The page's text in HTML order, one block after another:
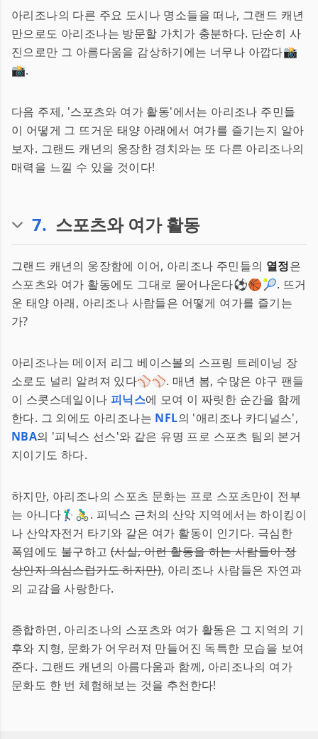
아리조나의 다른 주요 도시나 명소들을 떠나, 그랜드 캐년
만으로도 아리조나는 방문할 가치가 충분하다. 단순히 사
진으로만 그 아름다움을 감상하기에는 너무나 아깝다📸
📸.
다음 주제, '스포츠와 여가 활동'에서는 아리조나 주민들
이 어떻게 그 뜨거운 태양 아래에서 여가를 즐기는지 알아
보자. 그랜드 캐년의 웅장한 경치와는 또 다른 아리조나의
매력을 느낄 수 있을 것이다!
7. 스포츠와 여가 활동
그랜드 캐년의 웅장함에 이어, 아리조나 주민들의 열정은
스포츠와 여가 활동에도 그대로 묻어나온다⚽️🏀🎾. 뜨거
운 태양 아래, 아리조나 사람들은 어떻게 여가를 즐기는
가?
아리조나는 메이저 리그 베이스볼의 스프링 트레이닝 장
소로도 널리 알려져 있다⚾⚾. 매년 봄, 수많은 야구 팬들
이 스콧스데일이나 피닉스에 모여 이 짜릿한 순간을 함께
한다. 그 외에도 아리조나는 NFL의 '애리조나 카디널스',
NBA의 '피닉스 선스'와 같은 유명 프로 스포츠 팀의 본거
지이기도 하다.
하지만, 아리조나의 스포츠 문화는 프로 스포츠만이 전부
는 아니다🏌️‍♂️🚴‍♂️. 피닉스 근처의 산악 지역에서는 하이킹이
나 산악자전거 타기와 같은 여가 활동이 인기다. 극심한
폭염에도 불구하고 (사실, 이런 활동을 하는 사람들이 정
상인지 의심스럽기도 하지만), 아리조나 사람들은 자연과
의 교감을 사랑한다.
종합하면, 아리조나의 스포츠와 여가 활동은 그 지역의 기
후와 지형, 문화가 어우러져 만들어진 독특한 모습을 보여
준다. 그랜드 캐년의 아름다움과 함께, 아리조나의 여가
문화도 한 번 체험해보는 것을 추천한다!